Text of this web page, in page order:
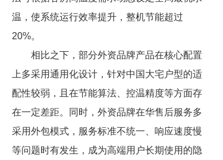
温，使系统运行效率提升，整机节能超过
20%。
相比之下，部分外资品牌产品在核心配置
上多采用通用化设计，针对中国大宅户型的适
配性较弱，且在节能算法、控温精度等方面存
在一定差距。同时，外资品牌在华售后服务多
采用外包模式，服务标准不统一、响应速度慢
等问题时有发生，成为高端用户长期使用的隐